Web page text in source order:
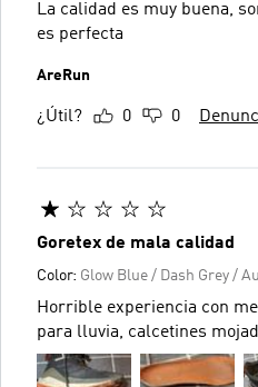
La calidad es muy buena,
es perfecta
AreRun
¿Útil? 0 0
Goretex de mala calidad
Color: Glow Blue / Dash Grey /
Horrible experiencia con
para lluvia, calcetines